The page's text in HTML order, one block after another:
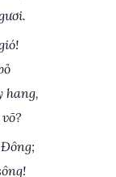
hang,